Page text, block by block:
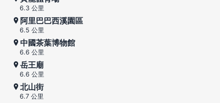
6.3 公里
阿里巴巴西溪園區
6.5 公里
中國茶葉博物館
6.6 公里
岳王廟
6.6 公里
北山街
6.7 公里